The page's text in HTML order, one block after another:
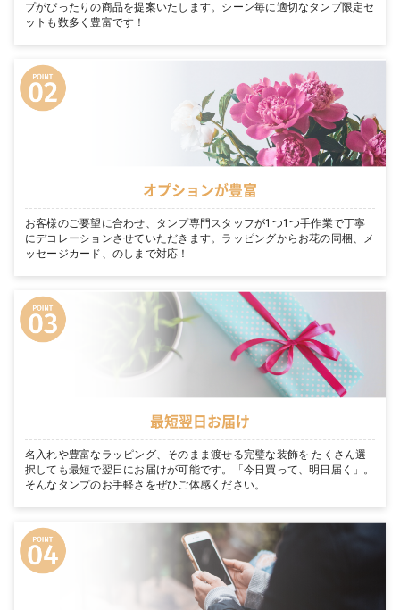
プがぴったりの商品を提案いたします。シーン毎に適切なタンプ限定セ
ットも数多く豊富です！
オプションが豊富
お客様のご要望に合わせ、タンプ専門スタッフが1つ1つ手作業で丁寧
にデコレーションさせていただきます。ラッピングからお花の同梱、メ
ッセージカード、のしまで対応！
最短翌日お届け
名入れや豊富なラッピング、そのまま渡せる完璧な装飾を たくさん選
択しても最短で翌日にお届けが可能です。「今日買って、明日届く」。
そんなタンプのお手軽さをぜひご体感ください。